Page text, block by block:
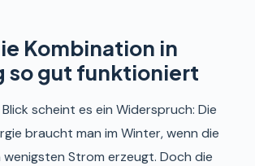
Kombination in
so gut funktioniert
scheint es ein Widerspruch: Die
braucht man im Winter, wenn die
wenigsten Strom erzeugt. Doch die